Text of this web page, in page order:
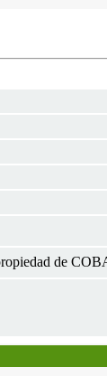
de